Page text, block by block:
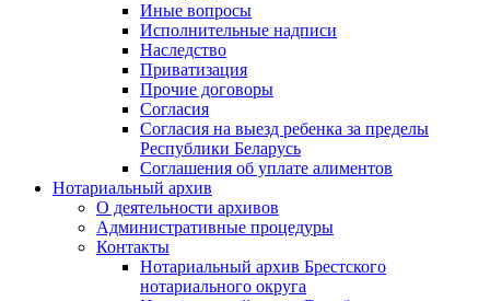
Иные вопросы
Исполнительные надписи
Наследство
Приватизация
Прочие договоры
Согласия
Согласия на выезд ребенка за пределы
Республики Беларусь
Соглашения об уплате алиментов
Нотариальный архив
О деятельности архивов
Административные процедуры
Контакты
Нотариальный архив Брестского
нотариального округа